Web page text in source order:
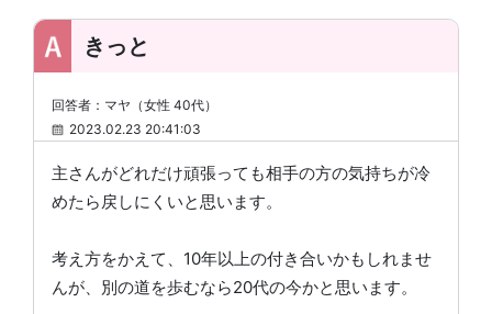
きっと
回答者：マヤ（女性 40代）
2023.02.23 20:41:03
主さんがどれだけ頑張っても相手の方の気持ちが冷
めたら戻しにくいと思います。
考え方をかえて、10年以上の付き合いかもしれませ
んが、別の道を歩むなら20代の今かと思います。